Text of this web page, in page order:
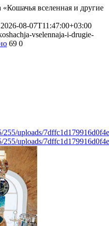
«Кошачья вселенная и другие
2026-08-07T11:47:00+03:00
vselennaja-i-drugie-
69 0
255/uploads/
255/uploads/